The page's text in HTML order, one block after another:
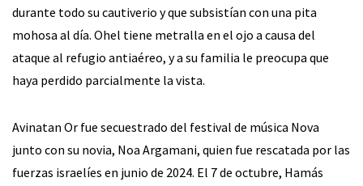
durante todo su cautiverio y que subsistían con una pita
mohosa al día. Ohel tiene metralla en el ojo a causa del
ataque al refugio antiaéreo, y a su familia le preocupa que
haya perdido parcialmente la vista.
Avinatan Or fue secuestrado del festival de música Nova
junto con su novia, Noa Argamani, quien fue rescatada por las
fuerzas israelíes en junio de 2024. El 7 de octubre, Hamás